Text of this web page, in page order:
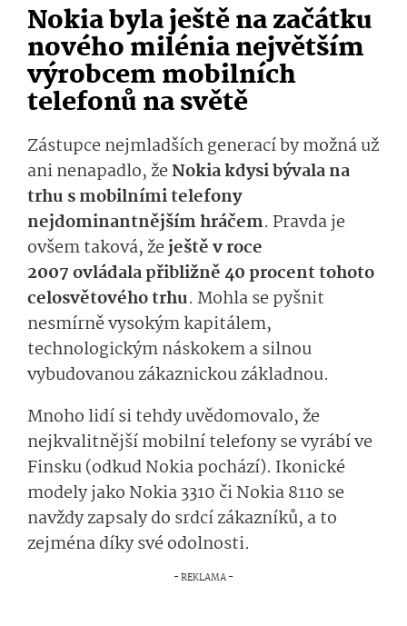
Nokia byla ještě na začátku
nového milénia největším
výrobcem mobilních
telefonů na světě
Zástupce nejmladších generací by možná už
ani nenapadlo, žeNokia kdysi bývala na
trhu s mobilními telefony
nejdominantnějším hráčem. Pravda je
ovšem taková, žeještě v roce
2007 ovládala přibližně 40 procent tohoto
celosvětového trhu. Mohla se pyšnit
nesmírně vysokým kapitálem,
technologickým náskokem a silnou
vybudovanou zákaznickou základnou.
Mnoho lidí si tehdy uvědomovalo, že
nejkvalitnější mobilní telefony se vyrábí ve
Finsku (odkud Nokia pochází). Ikonické
modely jako Nokia 3310 či Nokia 8110 se
navždy zapsaly do srdcí zákazníků, a to
zejména díky své odolnosti.